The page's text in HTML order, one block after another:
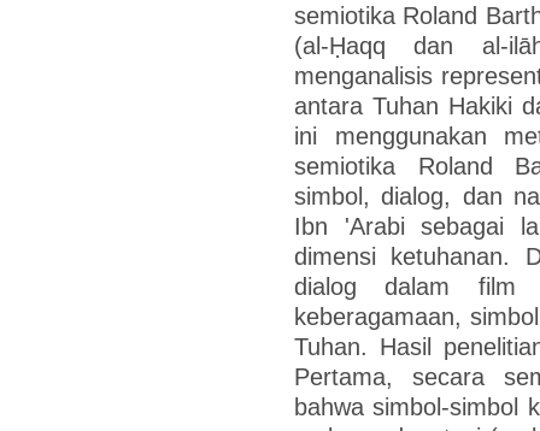
semiotika Roland
(al-Ḥaqq dan al-
menganalisis
antara Tuhan Hakiki
ini menggunakan
semiotika Roland
simbol, dialog, dan
Ibn 'Arabi sebagai
dimensi ketuhanan.
dialog dalam film
keberagamaan,
Tuhan. Hasil
Pertama, secara
bahwa simbol-simbol